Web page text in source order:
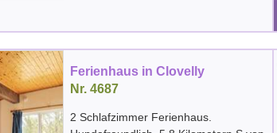
Ferienhaus in Clovelly
Nr. 4687
2 Schlafzimmer Ferienhaus.